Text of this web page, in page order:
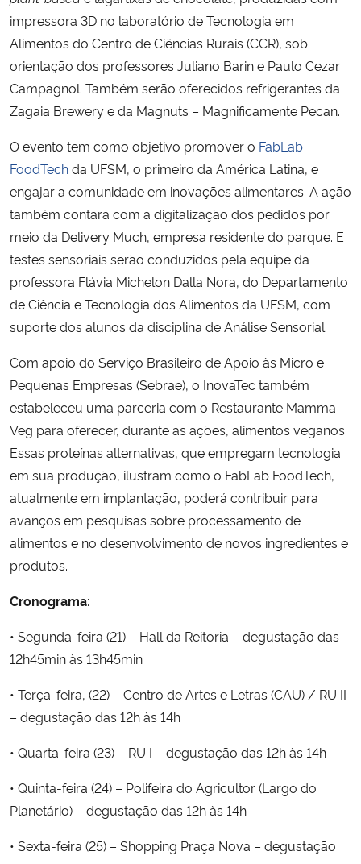
Planalto
impressora 3D no laboratório de Tecnologia em
Alimentos do Centro de Ciências Rurais (CCR), sob
orientação dos professores Juliano Barin e Paulo Cezar
Campagnol. Também serão oferecidos refrigerantes da
Zagaia Brewery e da Magnuts – Magnificamente Pecan.
O evento tem como objetivo promover o FabLab
FoodTechda UFSM, o primeiro da América Latina, e
engajar a comunidade em inovações alimentares. A ação
também contará com a digitalização dos pedidos por
meio da Delivery Much, empresa residente do parque. E
testes sensoriais serão conduzidos pela equipe da
professora Flávia Michelon Dalla Nora, do Departamento
de Ciência e Tecnologia dos Alimentos da UFSM, com
suporte dos alunos da disciplina de Análise Sensorial.
Com apoio do Serviço Brasileiro de Apoio às Micro e
Pequenas Empresas (Sebrae), o InovaTec também
estabeleceu uma parceria com o Restaurante Mamma
Veg para oferecer, durante as ações, alimentos veganos.
Essas proteínas alternativas, que empregam tecnologia
em sua produção, ilustram como o FabLab FoodTech,
atualmente em implantação, poderá contribuir para
avanços em pesquisas sobre processamento de
alimentos e no desenvolvimento de novos ingredientes e
produtos.
Cronograma:
• Segunda-feira (21) – Hall da Reitoria – degustação das
12h45min às 13h45min
• Terça-feira, (22) – Centro de Artes e Letras (CAU) / RU II
– degustação das 12h às 14h
• Quarta-feira (23) – RU I – degustação das 12h às 14h
• Quinta-feira (24) – Polifeira do Agricultor (Largo do
Planetário) – degustação das 12h às 14h
• Sexta-feira (25) – Shopping Praça Nova – degustação